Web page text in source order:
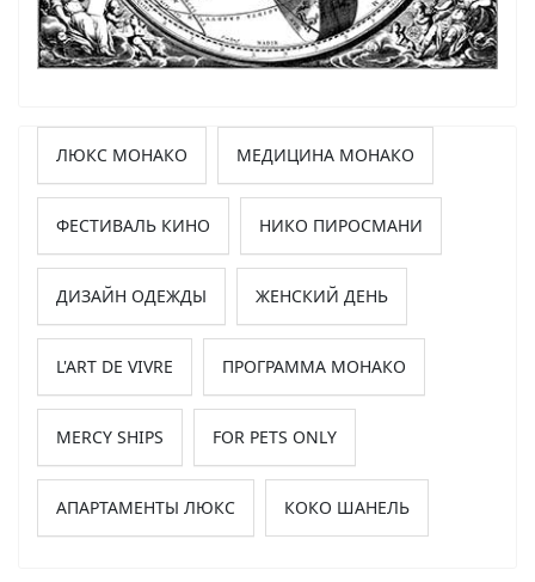
ЛЮКС МОНАКО МЕДИЦИНА МОНАКО
ФЕСТИВАЛЬ КИНО НИКО ПИРОСМАНИ
ДИЗАЙН ОДЕЖДЫ ЖЕНСКИЙ ДЕНЬ
L'ART DE VIVRE ПРОГРАММА МОНАКО
MERCY SHIPS FOR PETS ONLY
АПАРТАМЕНТЫ ЛЮКС КОКО ШАНЕЛЬ